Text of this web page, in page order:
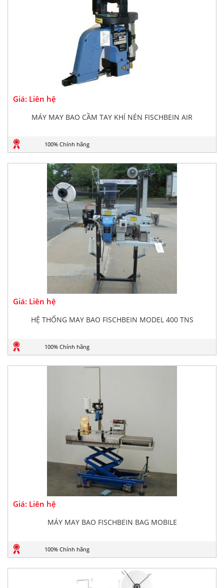
Giá: Liên hệ
MÁY MAY BAO CẦM TAY KHÍ NÉN FISCHBEIN AIR
100% Chính hãng
Giá: Liên hệ
HỆ THỐNG MAY BAO FISCHBEIN MODEL 400 TNS
100% Chính hãng
Giá: Liên hệ
MÁY MAY BAO FISCHBEIN BAG MOBILE
100% Chính hãng